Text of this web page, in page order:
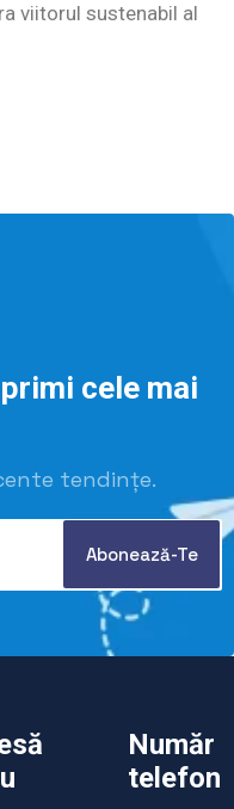
viitorul sustenabil al
cele mai
tendințe.
Număr
telefon